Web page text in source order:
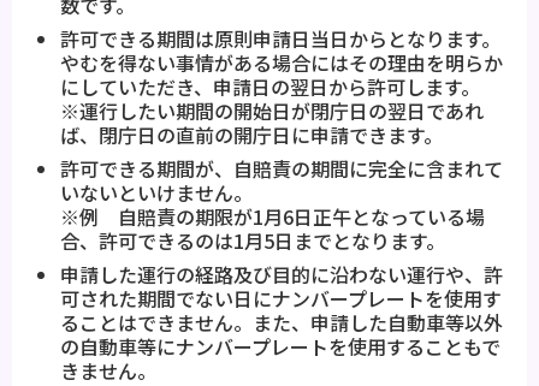
許可できる期間は原則申請日当日からとなります。
やむを得ない事情がある場合にはその理由を明らか
にしていただき、申請日の翌日から許可します。
※運行したい期間の開始日が閉庁日の翌日であれ
ば、閉庁日の直前の開庁日に申請できます。
許可できる期間が、自賠責の期間に完全に含まれて
いないといけません。
※例 自賠責の期限が1月6日正午となっている場
合、許可できるのは1月5日までとなります。
申請した運行の経路及び目的に沿わない運行や、許
可された期間でない日にナンバープレートを使用す
ることはできません。また、申請した自動車等以外
の自動車等にナンバープレートを使用することもで
きません。